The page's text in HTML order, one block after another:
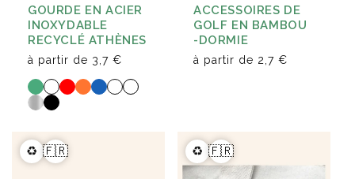
GOURDE EN ACIER
INOXYDABLE
RECYCLÉ ATHÈNES
à partir de 3,7 €
ACCESSOIRES DE
GOLF EN BAMBOU
-DORMIE
à partir de 2,7 €
♻️ 🇫🇷 ♻️ 🇫🇷